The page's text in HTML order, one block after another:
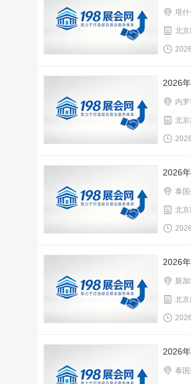
塔
北京
2026
内
北京
2026
泰
北京
2026
新
北京
2026
泰